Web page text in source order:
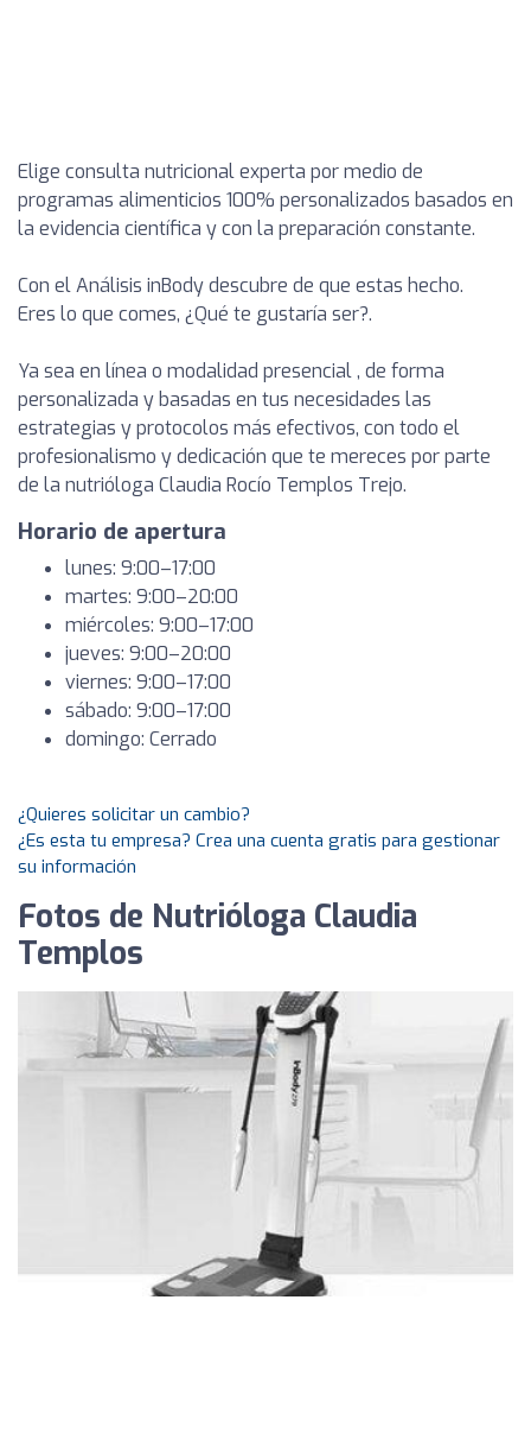
Elige consulta nutricional experta por medio de
programas alimenticios 100% personalizados basados en
la evidencia científica y con la preparación constante.
Con el Análisis inBody descubre de que estas hecho.
Eres lo que comes, ¿Qué te gustaría ser?.
Ya sea en línea o modalidad presencial , de forma
personalizada y basadas en tus necesidades las
estrategias y protocolos más efectivos, con todo el
profesionalismo y dedicación que te mereces por parte
de la nutrióloga Claudia Rocío Templos Trejo.
Horario de apertura
lunes: 9:00–17:00
martes: 9:00–20:00
miércoles: 9:00–17:00
jueves: 9:00–20:00
viernes: 9:00–17:00
sábado: 9:00–17:00
domingo: Cerrado
¿Quieres solicitar un cambio?
¿Es esta tu empresa? Crea una cuenta gratis para gestionar
su información
Fotos de Nutrióloga Claudia
Templos